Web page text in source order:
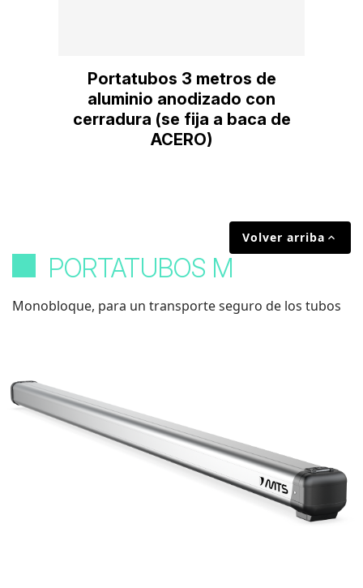
Portatubos 3 metros de
aluminio anodizado con
cerradura (se fija a baca de
ACERO)
Volver arriba 
PORTATUBOS M
Monobloque, para un transporte seguro de los tubos